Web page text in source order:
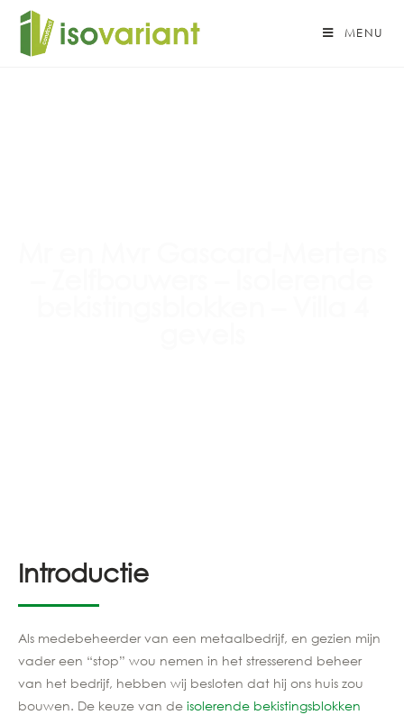
MENU
Introductie
Als medebeheerder van een metaalbedrijf, en gezien mijn
vader een “stop” wou nemen in het stresserend beheer
van het bedrijf, hebben wij besloten dat hij ons huis zou
bouwen. De keuze van de isolerende bekistingsblokken